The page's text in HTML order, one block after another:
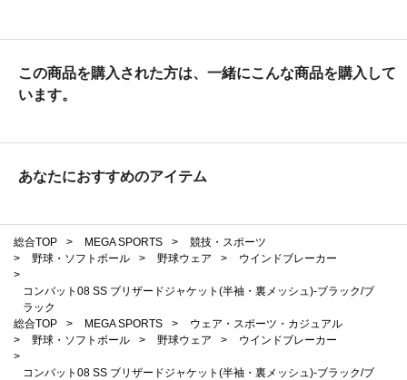
この商品を購入された方は、一緒にこんな商品を購入して
います。
あなたにおすすめのアイテム
総合TOP > MEGA SPORTS >
競技・スポーツ
>
野球・ソフトボール > 野球ウェア >
ウインドブレーカー
>
コンバット08 SS ブリザードジャケット(半袖・裏メッシュ)-ブラック/ブ
ラック
総合TOP
> MEGA SPORTS >
ウェア・スポーツ・カジュアル
>
野球・ソフトボール > 野球ウェア >
ウインドブレーカー
>
コンバット08 SS ブリザードジャケット(半袖・裏メッシュ)-ブラック/ブ